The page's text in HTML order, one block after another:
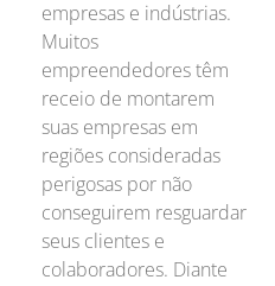
empresas e indústrias.
Muitos
empreendedores têm
receio de montarem
suas empresas em
regiões consideradas
perigosas por não
conseguirem resguardar
seus clientes e
colaboradores. Diante